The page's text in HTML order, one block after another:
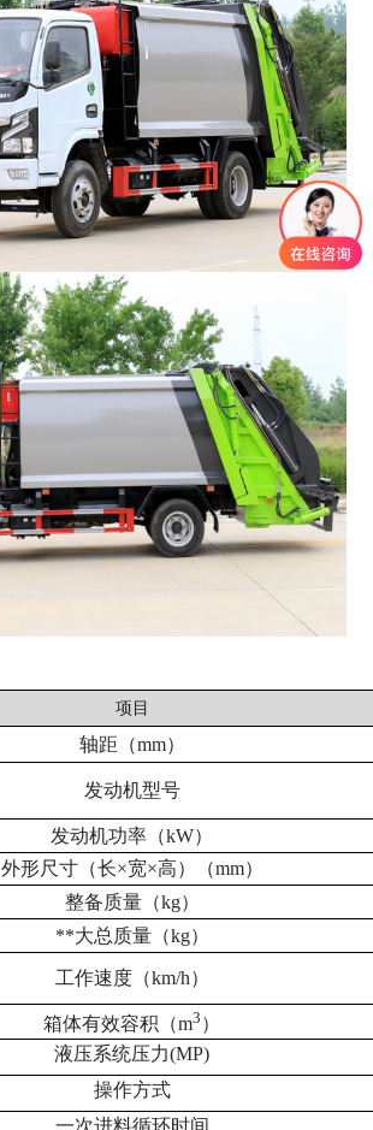
项目
轴距（mm）
发动机型号
发动机功率（kW）
外形尺寸（长×宽×高）（mm）
整备质量（kg）
**大总质量（kg）
工作速度（km/h）
箱体有效容积（m3 ）
液压系统压力(MP)
操作方式
一次进料循环时间